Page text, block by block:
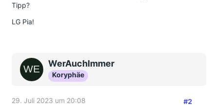
Tipp?
LG Pia!
WerAuchImmer
Koryphäe
29. Juli 2023 um 20:08 #2